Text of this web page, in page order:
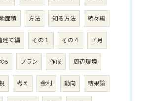
面積 方法 知る方法 続々編
建て編 その１ その４ ７月
5 プラン 作成 周辺環境
考え 金利 動向 結果論